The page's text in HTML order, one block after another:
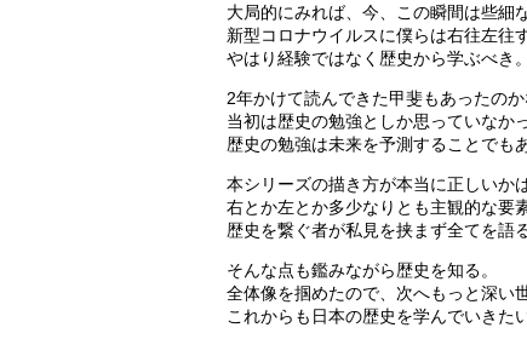
大局的にみれば、今、この瞬間は些細
新型コロナウイルスに僕らは右往左往
やはり経験ではなく歴史から学ぶべき。
2年かけて読んできた甲斐もあったのか
当初は歴史の勉強としか思っていなか
歴史の勉強は未来を予測することでも
本シリーズの描き方が本当に正しいか
右とか左とか多少なりとも主観的な要
歴史を繋ぐ者が私見を挟まず全てを語
そんな点も鑑みながら歴史を知る。
全体像を掴めたので、次へもっと深い
これからも日本の歴史を学んでいきたい